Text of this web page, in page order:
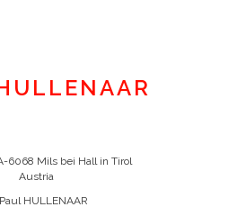
6068 Mils bei Hall in Tirol
Austria